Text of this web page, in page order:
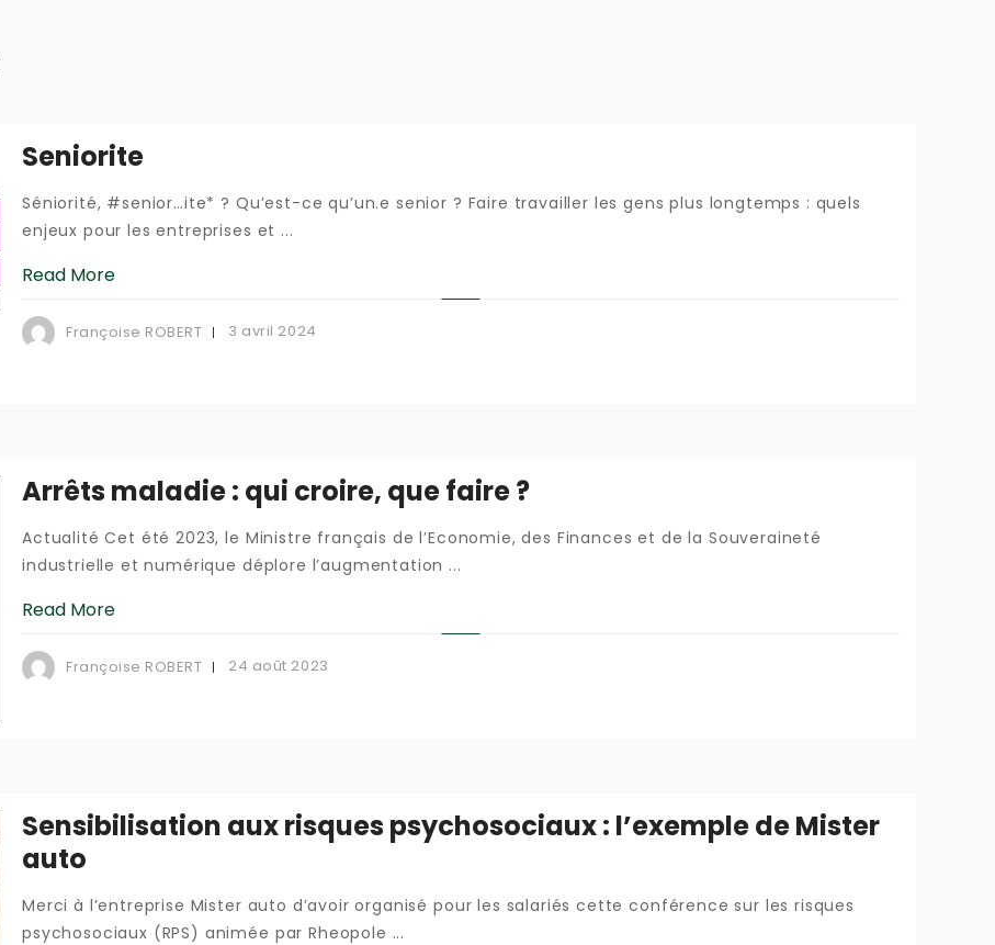
Seniorite
Séniorité, #senior…ite* ? Qu’est-ce qu’un.e senior ? Faire travailler les gens plus longtemps : quels
enjeux pour les entreprises et ...
Read More
Françoise ROBERT 3 avril 2024
Arrêts maladie : qui croire, que faire ?
Actualité Cet été 2023, le Ministre français de l’Economie, des Finances et de la Souveraineté
industrielle et numérique déplore l’augmentation ...
Read More
Françoise ROBERT 24 août 2023
Sensibilisation aux risques psychosociaux : l’exemple de Mister
auto
Merci à l’entreprise Mister auto d’avoir organisé pour les salariés cette conférence sur les risques
psychosociaux (RPS) animée par Rheopole ...